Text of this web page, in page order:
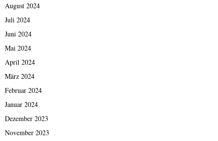
August 2024
Juli 2024
Juni 2024
Mai 2024
April 2024
März 2024
Februar 2024
Januar 2024
Dezember 2023
November 2023